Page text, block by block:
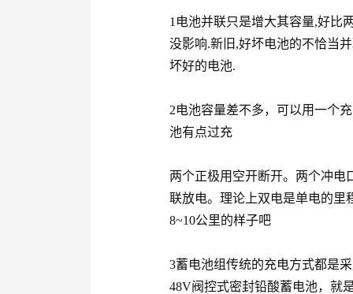
1电池并联只是增大其容量,好比
没影响.新旧,好坏电池的不恰当
坏好的电池.
2电池容量差不多，可以用一个
池有点过充
两个正极用空开断开。两个冲电
联放电。理论上双电是单电的里
8~10公里的样子吧
3蓄电池组传统的充电方式都是
48V阀控式密封铅酸蓄电池，就